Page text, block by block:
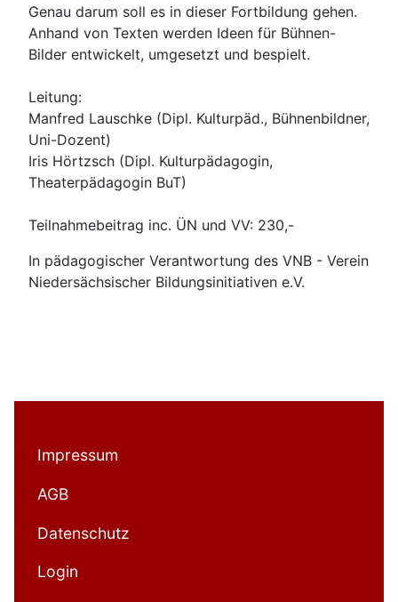
Genau darum soll es in dieser Fortbildung gehen.
Anhand von Texten werden Ideen für Bühnen-
Bilder entwickelt, umgesetzt und bespielt.
Leitung:
Manfred Lauschke (Dipl. Kulturpäd., Bühnenbildner,
Uni-Dozent)
Iris Hörtzsch (Dipl. Kulturpädagogin,
Theaterpädagogin BuT)
Teilnahmebeitrag inc. ÜN und VV: 230,-
In pädagogischer Verantwortung des VNB - Verein
Niedersächsischer Bildungsinitiativen e.V.
Impressum
AGB
Datenschutz
Login